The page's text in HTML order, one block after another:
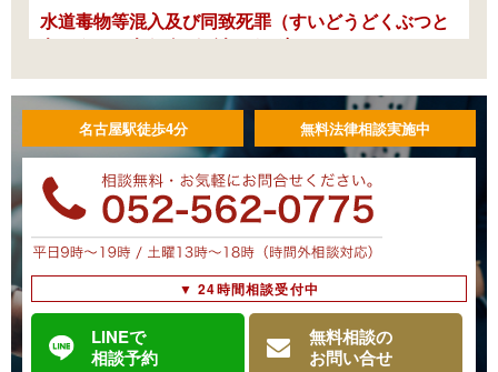
水道毒物等混入及び同致死罪（すいどうどくぶつと
うこんにゅうおよびどうちしざい）
【法令・条文】 刑法第１４６条 水道により公衆に供給する飲料
の浄水又はその水源に毒物その他人の健康を害すべき物を混入
した者は、２年以上の有期懲役に処する。よって人を死亡させ
た者は、死刑又は無期若しくは５年以上の懲役に処す …
浄水汚染等致死傷罪（じょうすいおせんとうちしし
ょうざい）
死傷させた者は、傷害の罪と比較して、重い刑により処断す
る。 同第１４２条 人の飲料に供する浄水を汚染し、よって使用
することができないようにした者は、６月以下の懲 …
名古屋駅徒歩4分 無料法律相談実施中
▼ 24時間相談受付中
LINEで
相談予約
無料相談の
お問い合せ